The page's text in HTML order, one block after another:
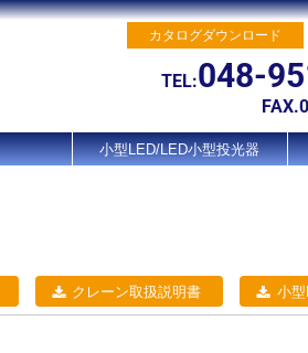
カタログダウンロード
TEL:048-
小型LED/LED小型投光器
クレーン取扱説明書 小